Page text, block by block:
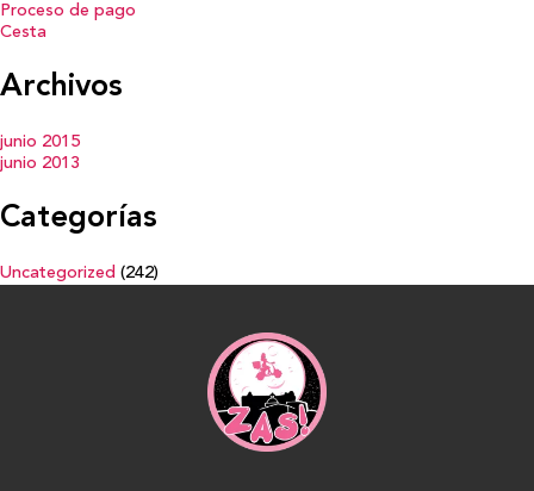
Proceso de pago
Cesta
Archivos
junio 2015
junio 2013
Categorías
Uncategorized (242)